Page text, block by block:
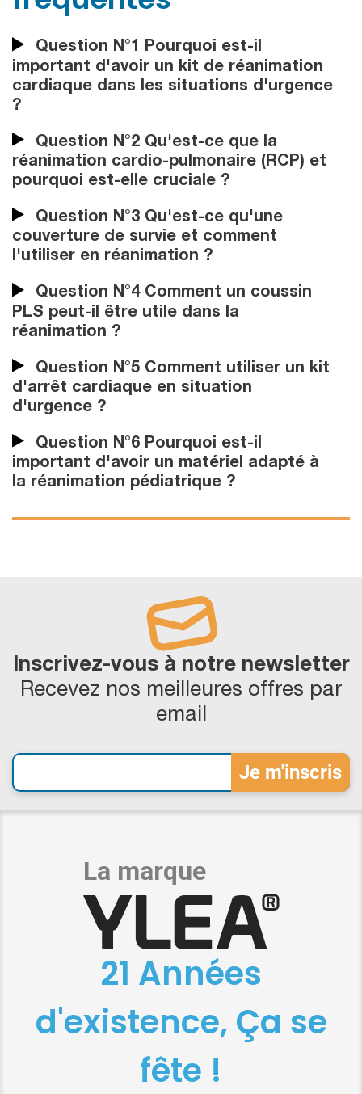
Question N°1 Pourquoi est-il
important d'avoir un kit de réanimation
cardiaque dans les situations d'urgence
?
Question N°2 Qu'est-ce que la
réanimation cardio-pulmonaire (RCP) et
pourquoi est-elle cruciale ?
Question N°3 Qu'est-ce qu'une
couverture de survie et comment
l'utiliser en réanimation ?
Question N°4 Comment un coussin
PLS peut-il être utile dans la
réanimation ?
Question N°5 Comment utiliser un kit
d'arrêt cardiaque en situation
d'urgence ?
Question N°6 Pourquoi est-il
important d'avoir un matériel adapté à
la réanimation pédiatrique ?
Inscrivez-vous à notre newsletter
Recevez nos meilleures offres par
email
21 Années
d'existence, Ça se
fête !